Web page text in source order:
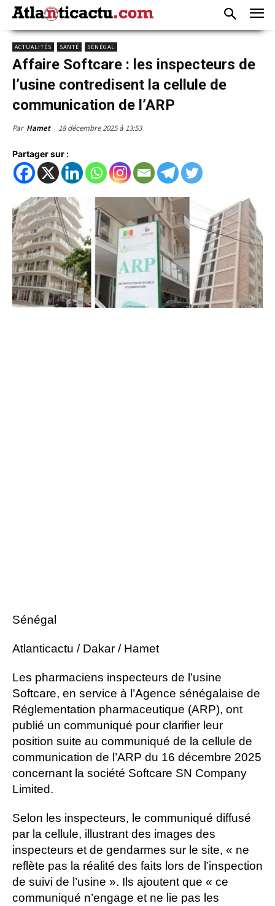
ACTUALITÉS SANTÉ SÉNÉGAL
Affaire Softcare : les inspecteurs de
l’usine contredisent la cellule de
communication de l’ARP
Par Hamet 18 décembre 2025 à 13:53
Partager sur :
Sénégal
Atlanticactu / Dakar / Hamet
Les pharmaciens inspecteurs de l’usine
Softcare, en service à l’Agence sénégalaise de
Réglementation pharmaceutique (ARP), ont
publié un communiqué pour clarifier leur
position suite au communiqué de la cellule de
communication de l’ARP du 16 décembre 2025
concernant la société Softcare SN Company
Limited.
Selon les inspecteurs, le communiqué diffusé
par la cellule, illustrant des images des
inspecteurs et de gendarmes sur le site, « ne
reflète pas la réalité des faits lors de l’inspection
de suivi de l’usine ». Ils ajoutent que « ce
communiqué n’engage et ne lie pas les